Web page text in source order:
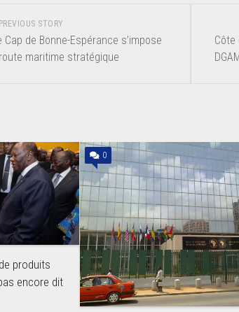
Côte
PREVIOUS STORY
de Bonne-Espérance s’impose
maritime stratégique
produits
encore dit
0